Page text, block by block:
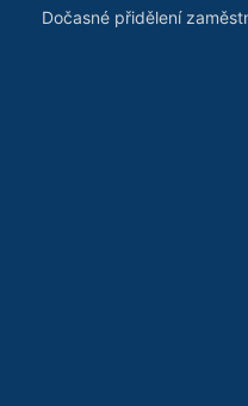
Dočasné přidělení